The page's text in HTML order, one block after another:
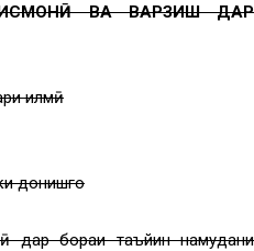
ВА ВАРЗИШ ДАР
илмӣ
донишгоҳ
дар бораи таъйин намудани